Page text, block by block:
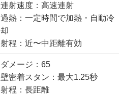
連射速度：高速連射
過熱：一定時間で加熱・自動冷
却
射程：近〜中距離有効
ダメージ：65
壁密着スタン：最大1.25秒
射程：長距離